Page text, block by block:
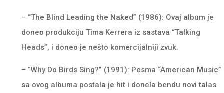
– “The Blind Leading the Naked” (1986): Ovaj album je
doneo produkciju Tima Kerrera iz sastava “Talking
Heads”, i doneo je nešto komercijalniji zvuk.
– “Why Do Birds Sing?” (1991): Pesma “American Music”
sa ovog albuma postala je hit i donela bendu novi talas